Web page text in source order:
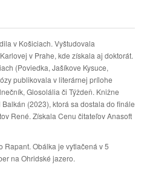
v Košiciach. Vyštudovala
v Prahe, kde získala aj doktorát.
(Poviedka, Jašíkove Kysuce,
publikovala v literárnej prílohe
Glosolália či Týždeň. Knižne
(2023), ktorá sa dostala do finále
René. Získala Cenu čitateľov Anasoft
Rapant. Obálka je vytlačená v 5
na Ohridské jazero.